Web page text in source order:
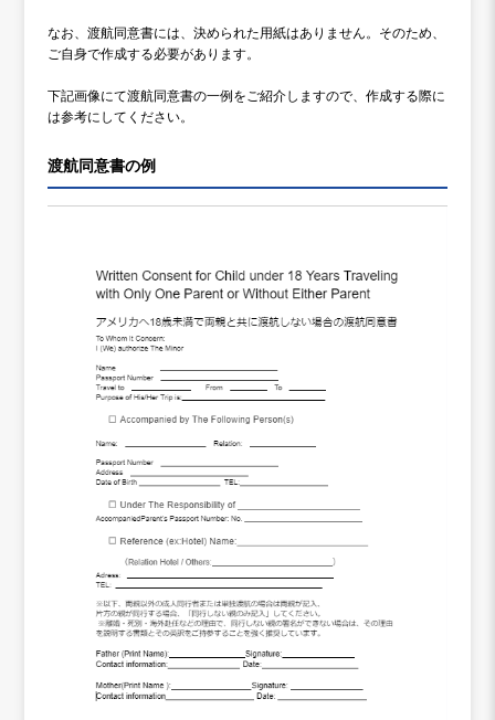
なお、渡航同意書には、決められた用紙はありません。そのため、
ご自身で作成する必要があります。
下記画像にて渡航同意書の一例をご紹介しますので、作成する際に
は参考にしてください。
渡航同意書の例